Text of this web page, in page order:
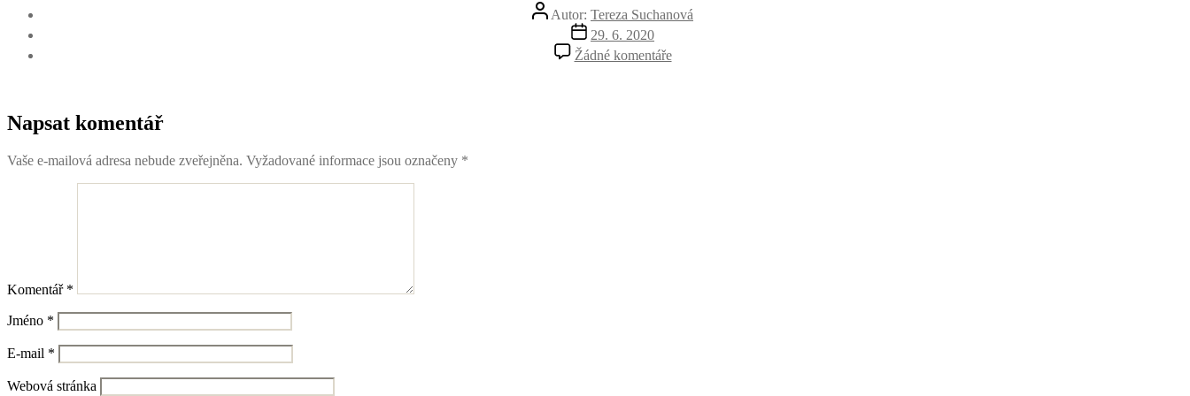
Autor
příspěvku
Autor: Tereza Suchanová
Datum
příspěvku
29. 6. 2020
Žádné komentářeu
textu
Napsat komentář
Vaše e-mailová adresa nebude zveřejněna. Vyžadované informace jsou označeny *
Komentář *
Jméno *
E-mail *
Webová stránka